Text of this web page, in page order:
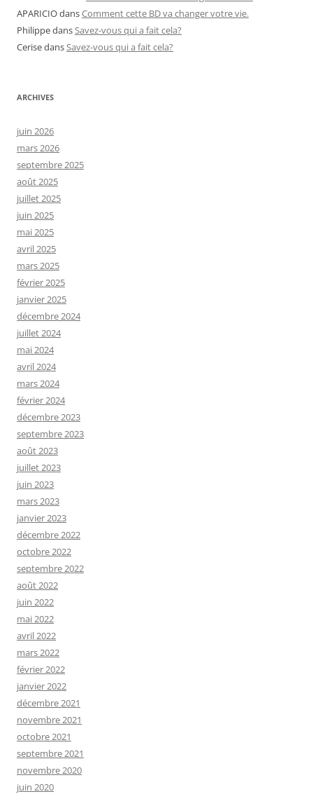
APARICIOdansComment cette BD va changer votre vie.
PhilippedansSavez-vous qui a fait cela?
CerisedansSavez-vous qui a fait cela?
ARCHIVES
juin 2026
mars 2026
septembre 2025
août 2025
juillet 2025
juin 2025
mai 2025
avril 2025
mars 2025
février 2025
janvier 2025
décembre 2024
juillet 2024
mai 2024
avril 2024
mars 2024
février 2024
décembre 2023
septembre 2023
août 2023
juillet 2023
juin 2023
mars 2023
janvier 2023
décembre 2022
octobre 2022
septembre 2022
août 2022
juin 2022
mai 2022
avril 2022
mars 2022
février 2022
janvier 2022
décembre 2021
novembre 2021
octobre 2021
septembre 2021
novembre 2020
juin 2020